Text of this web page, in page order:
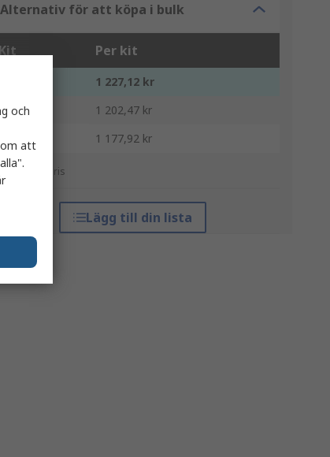
Alternativ för att köpa i bulk
Kit Per kit
1 227,12 kr
- 9
1 202,47 kr
1 177,92 kr
pris
Lägg till din lista
och
att